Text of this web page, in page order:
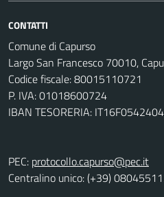
CONTATTI
Comune di Capurso
Largo San Francesco 70010,
Codice fiscale: 80015110721
P. IVA: 01018600724
IBAN TESORERIA:
PEC: protocollo.capurso@pec.it
Centralino unico: (+39)